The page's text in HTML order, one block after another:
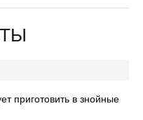
приготовить в знойные